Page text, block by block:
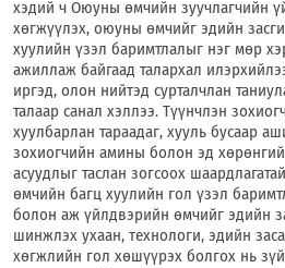
хэдий ч Оюуны өмчийн зуучлагчийн
хөгжүүлэх, оюуны өмчийг эдийн
хуулийн үзэл баримтлалыг нэг мөр
ажиллаж байгаад талархал
иргэд, олон нийтэд сурталчлан
талаар санал хэллээ. Түүнчлэн
хуулбарлан тараадаг, хууль бусаар
зохиогчийн амины болон эд
асуудлыг таслан зогсоох
өмчийн багц хуулийн гол үзэл
болон аж үйлдвэрийн өмчийг эдийн
шинжлэх ухаан, технологи, эдийн
хөгжлийн гол хөшүүрэх болгох нь